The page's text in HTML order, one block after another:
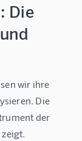
Die
wir ihre
Die
der